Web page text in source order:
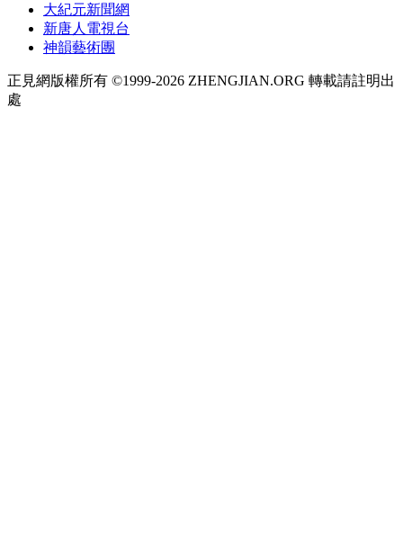
大紀元新聞網
新唐人電視台
神韻藝術團
正見網版權所有 ©1999-2026 ZHENGJIAN.ORG 轉載請註明出
處